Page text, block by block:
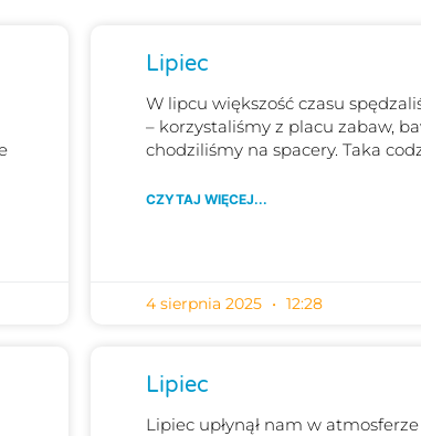
Lipiec
W lipcu większość czasu
– korzystaliśmy z placu zabaw,
chodziliśmy na spacery. Taka
CZYTAJ WIĘCEJ...
4 sierpnia 2025 12:28
Lipiec
Lipiec upłynął nam w